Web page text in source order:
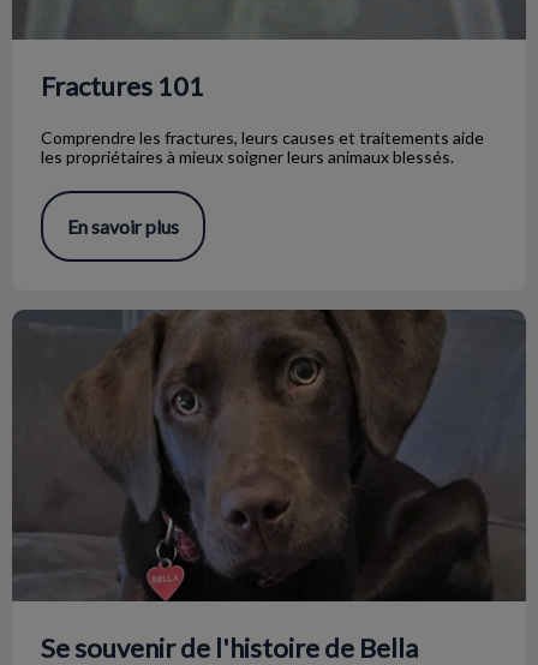
Fractures 101
Comprendre les fractures, leurs causes et traitements aide
les propriétaires à mieux soigner leurs animaux blessés.
En savoir plus
Se souvenir de l'histoire de Bella
Se souvenir de l'histoire de Bella